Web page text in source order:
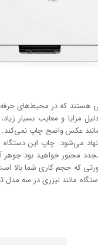
هستند که در محیط‌های
یافت، امروزه به دلیل مزایا و
مانند عکس واضح چاپ
می‌شود. چاپ این دستگاه
مجبور خواهید بود
که حجم کاری شما بالا
مانند لیزری در سه مدل